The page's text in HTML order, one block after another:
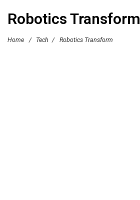
Robotics Transform
Home / Tech / Robotics Transform